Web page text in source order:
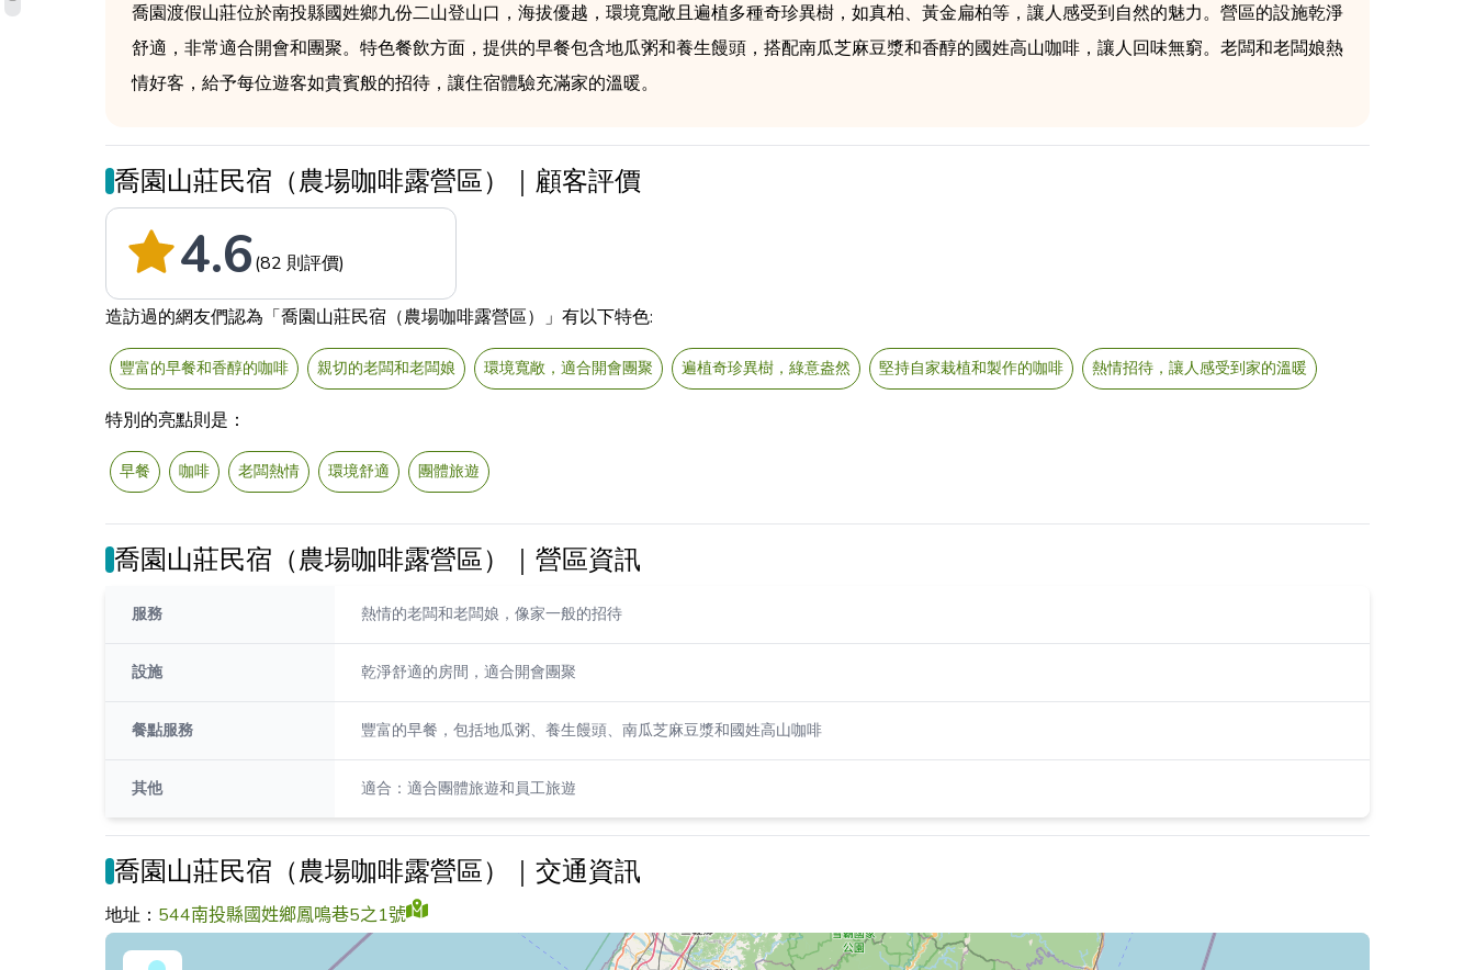
喬園渡假山莊位於南投縣國姓鄉九份二山登山口，海拔優越，環境寬敞且遍植多種奇珍異樹，如真柏、黃金扁柏等，讓人感受到自然的魅力。營區的設施乾淨
舒適，非常適合開會和團聚。特色餐飲方面，提供的早餐包含地瓜粥和養生饅頭，搭配南瓜芝麻豆漿和香醇的國姓高山咖啡，讓人回味無窮。老闆和老闆娘熱
情好客，給予每位遊客如貴賓般的招待，讓住宿體驗充滿家的溫暖。
喬園山莊民宿（農場咖啡露營區）｜顧客評價
4.6(82 則評價)
造訪過的網友們認為「喬園山莊民宿（農場咖啡露營區）」有以下特色:
豐富的早餐和香醇的咖啡 親切的老闆和老闆娘 環境寬敞，適合開會團聚 遍植奇珍異樹，綠意盎然 堅持自家栽植和製作的咖啡 熱情招待，讓人感受到家的溫暖
特別的亮點則是：
早餐 咖啡 老闆熱情 環境舒適 團體旅遊
喬園山莊民宿（農場咖啡露營區）｜營區資訊
服務 熱情的老闆和老闆娘，像家一般的招待
設施 乾淨舒適的房間，適合開會團聚
餐點服務 豐富的早餐，包括地瓜粥、養生饅頭、南瓜芝麻豆漿和國姓高山咖啡
其他 適合：適合團體旅遊和員工旅遊
喬園山莊民宿（農場咖啡露營區）｜交通資訊
地址： 544南投縣國姓鄉鳳鳴巷5之1號